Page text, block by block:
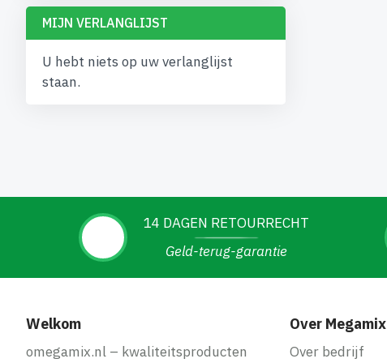
MIJN VERLANGLIJST
U hebt niets op uw verlanglijst
staan.
14 DAGEN RETOURRECHT
Geld-terug-garantie
Welkom
omegamix.nl – kwaliteitsproducten
Over Megamix
Over bedrijf